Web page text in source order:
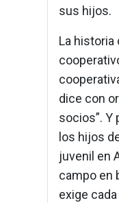
sus hijos.
La historia
dice con
socios”. Y
los hijos
juvenil en
campo en
exige